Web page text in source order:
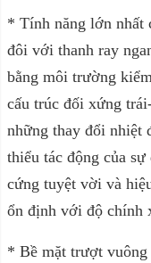
* Tính năng lớn nhất
đôi với thanh ray
bằng môi trường
cấu trúc đối xứng
những thay đổi nhiệt
thiểu tác động của
cứng tuyệt vời và
ổn định với độ chính
* Bề mặt trượt vuông